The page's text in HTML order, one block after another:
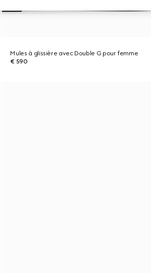
Mules à glissière avec Double G pour femme
€ 590